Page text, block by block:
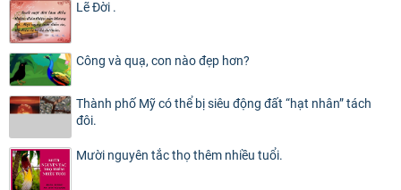
Lẽ Đời .
Công và quạ, con nào đẹp hơn?
Thành phố Mỹ có thể bị siêu động đất “hạt nhân” tách
đôi.
Mười nguyên tắc thọ thêm nhiều tuổi.